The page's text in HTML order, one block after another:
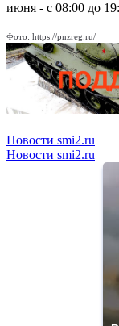
июня - с 08:00 до
Фото: https://pnzreg.ru/
Новости smi2.ru
Новости smi2.ru